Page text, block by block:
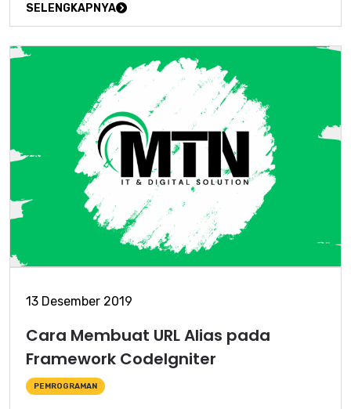
SELENGKAPNYA
13 Desember 2019
Cara Membuat URL Alias pada
Framework CodeIgniter
PEMROGRAMAN